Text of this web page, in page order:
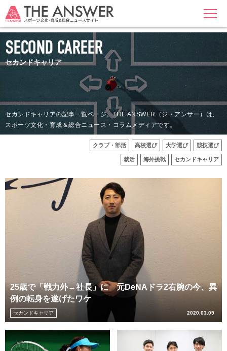
MENU
SECOND CAREER
セカンドキャリア
セカンドキャリアの記事一覧ページ。THE ANSWER（ジ・アンサー）は、
スポーツ文化・育成＆総合ニュース・コラムメディアです。
クラブ・部活 高校選び 大学選び 競技選び
就活 海外挑戦 セカンドキャリア
25歳で「戦力外→社長」に 元DeNAドラ2右腕の今、異
例の転身を遂げたワケ
セカンドキャリア 2020.03.09